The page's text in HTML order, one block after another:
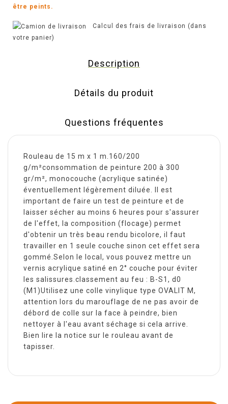
être peints.
Calcul des frais de livraison (dans
votre panier)
Description
Détails du produit
Questions fréquentes
Rouleau de 15 m x 1 m.160/200
g/m²consommation de peinture 200 à 300
gr/m², monocouche (acrylique satinée)
éventuellement légèrement diluée. Il est
important de faire un test de peinture et de
laisser sécher au moins 6 heures pour s'assurer
de l'effet, la composition (flocage) permet
d'obtenir un très beau rendu bicolore, il faut
travailler en 1 seule couche sinon cet effet sera
gommé.Selon le local, vous pouvez mettre un
vernis acrylique satiné en 2° couche pour éviter
les salissures.classement au feu : B-S1, d0
(M1)Utilisez une colle vinylique type OVALIT M,
attention lors du marouflage de ne pas avoir de
débord de colle sur la face à peindre, bien
nettoyer à l'eau avant séchage si cela arrive.
Bien lire la notice sur le rouleau avant de
tapisser.